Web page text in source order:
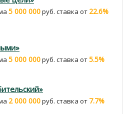
5 000 000руб. cтавка от 22.6%
5 000 000руб. cтавка от5.5%
2 000 000руб. cтавка от 7.7%